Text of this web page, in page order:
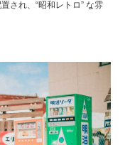
され、“昭和レトロ” な雰